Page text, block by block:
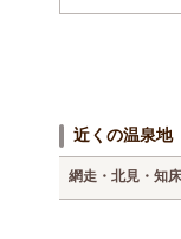
近くの温泉地
網走・北見・知